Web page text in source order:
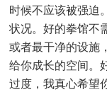
时候不应该被强迫
状况。好的拳馆不
或者最干净的设施
给你成长的空间。
过度，我真心希望